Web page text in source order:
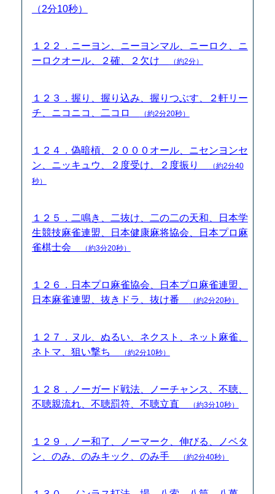
（2分10秒）
１２２．ニーヨン、ニーヨンマル、ニーロク、ニ
ーロクオール、２確、２欠け
（約2分）
１２３．握り、握り込み、握りつぶす、２軒リー
チ、ニコニコ、二コロ
（約2分20秒）
１２４．偽暗槓、２０００オール、ニセンヨンセ
ン、ニッキュウ、２度受け、２度振り
（約2分40
秒）
１２５．二鳴き、二抜け、二の二の天和、日本学
生競技麻雀連盟、日本健康麻将協会、日本プロ麻
雀棋士会
（約3分20秒）
１２６．日本プロ麻雀協会、日本プロ麻雀連盟、
日本麻雀連盟、抜きドラ、抜け番
（約2分20秒）
１２７．ヌル、ぬるい、ネクスト、ネット麻雀、
ネトマ、狙い撃ち
（約2分10秒）
１２８．ノーガード戦法、ノーチャンス、不聴、
不聴親流れ、不聴罰符、不聴立直
（約3分10秒）
１２９．ノー和了、ノーマーク、伸びる、ノベタ
ン、のみ、のみキック、のみ手
（約2分40秒）